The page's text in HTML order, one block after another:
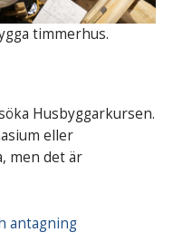
timmerhus.
Husbyggarkursen.
eller
men det är
antagning